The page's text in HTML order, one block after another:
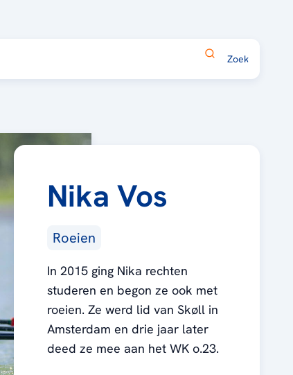
Nika Vos
Roeien
In 2015 ging Nika rechten
studeren en begon ze ook met
roeien. Ze werd lid van Skøll in
Amsterdam en drie jaar later
deed ze mee aan het WK o.23.